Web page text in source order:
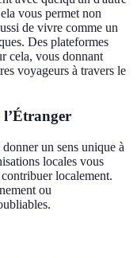
vous permet non
de vivre comme un
Des plateformes
cela, vous donnant
voyageurs à travers le
l’Étranger
un sens unique à
locales vous
localement.
ou